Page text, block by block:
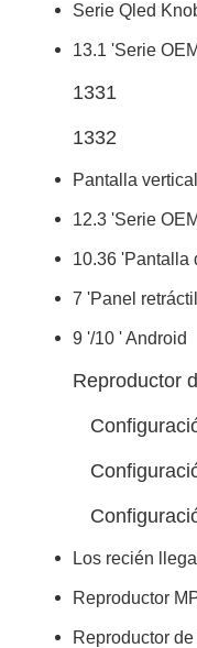
Serie Qled
13.1 'Serie OEM
1331
1332
Pantalla
12.3 'Serie OEM
10.36 'Pantalla
7 'Panel
9 '/10 ' Android
Los recién
Reproductor
Reproductor